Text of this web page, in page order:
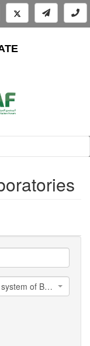
in the register of National accreditation system of Belarus